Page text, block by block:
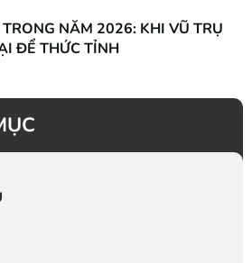
NĂM 2026: KHI VŨ TRỤ
ĐỂ THỨC TỈNH